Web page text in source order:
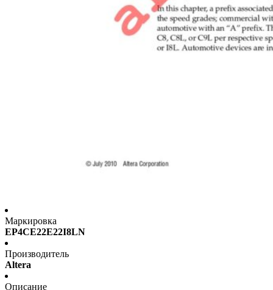
Маркировка
EP4CE22E22I8LN
Производитель
Altera
Описание